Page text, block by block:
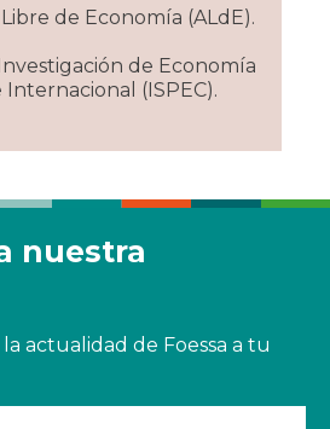
de Economía (ALdE).
de Economía
Internacional (ISPEC).
nuestra
actualidad de Foessa a tu